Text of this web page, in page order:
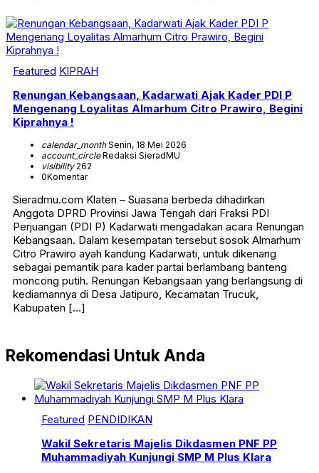
Featured KIPRAH
Renungan Kebangsaan, Kadarwati Ajak Kader PDI P
Mengenang Loyalitas Almarhum Citro Prawiro, Begini
Kiprahnya !
calendar_monthSenin, 18 Mei 2026
account_circleRedaksi SieradMU
visibility262
0Komentar
Sieradmu.com Klaten – Suasana berbeda dihadirkan
Anggota DPRD Provinsi Jawa Tengah dari Fraksi PDI
Perjuangan (PDI P) Kadarwati mengadakan acara Renungan
Kebangsaan. Dalam kesempatan tersebut sosok Almarhum
Citro Prawiro ayah kandung Kadarwati, untuk dikenang
sebagai pemantik para kader partai berlambang banteng
moncong putih. Renungan Kebangsaan yang berlangsung di
kediamannya di Desa Jatipuro, Kecamatan Trucuk,
Kabupaten […]
Rekomendasi Untuk Anda
Featured PENDIDIKAN
Wakil Sekretaris Majelis Dikdasmen PNF PP
Muhammadiyah Kunjungi SMP M Plus Klara